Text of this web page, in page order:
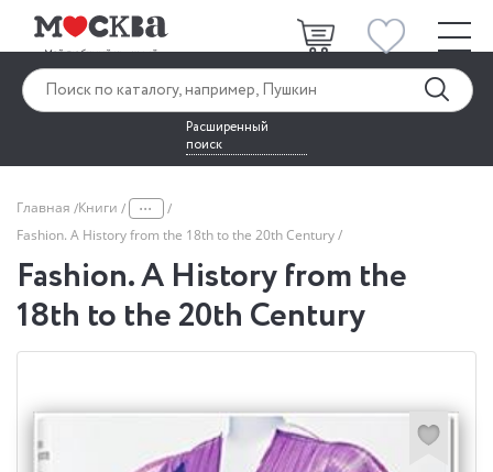
Расширенный
поиск
Главная Книги ...
Fashion. A History from the 18th to the 20th Century
Fashion. A History from the
18th to the 20th Century